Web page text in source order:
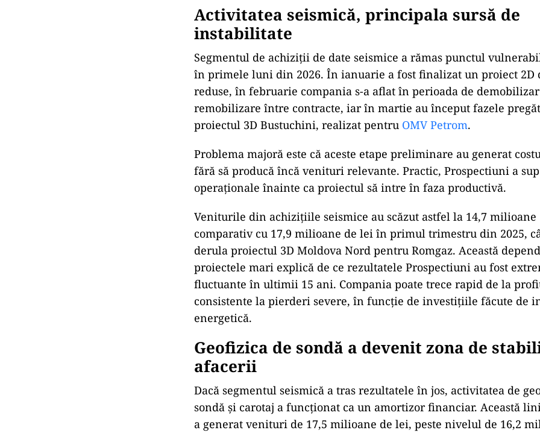
Activitatea seismică, principala sursă de
instabilitate
Segmentul de achiziții de date seismice a rămas punctul
în primele luni din 2026. În ianuarie a fost finalizat un proiect 2D
reduse, în februarie compania s-a aflat în perioada de
remobilizare între contracte, iar în martie au început fazele
proiectul 3D Bustuchini, realizat pentru OMV Petrom.
Problema majoră este că aceste etape preliminare au generat
fără să producă încă venituri relevante. Practic, Prospectiuni a
operaționale înainte ca proiectul să intre în faza productivă.
Veniturile din achizițiile seismice au scăzut astfel la 14,7 milioane
comparativ cu 17,9 milioane de lei în primul trimestru din 2025,
derula proiectul 3D Moldova Nord pentru Romgaz. Această
proiectele mari explică de ce rezultatele Prospectiuni au fost
fluctuante în ultimii 15 ani. Compania poate trece rapid de la
consistente la pierderi severe, în funcție de investițiile făcute de
energetică.
Geofizica de sondă a devenit zona de
afacerii
Dacă segmentul seismică a tras rezultatele în jos, activitatea de
sondă și carotaj a funcționat ca un amortizor financiar. Această
a generat venituri de 17,5 milioane de lei, peste nivelul de 16,2